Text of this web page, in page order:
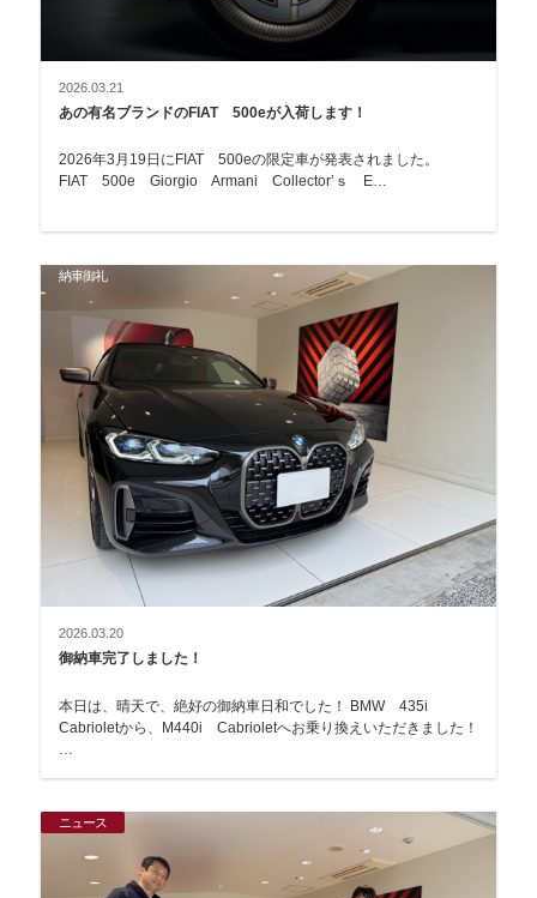
2026.03.21
あの有名ブランドのFIAT 500eが入荷します！
2026年3月19日にFIAT 500eの限定車が発表されました。
FIAT 500e Giorgio Armani Collector’ｓ E…
納車御礼
2026.03.20
御納車完了しました！
本日は、晴天で、絶好の御納車日和でした！ BMW 435i
Cabrioletから、M440i Cabrioletへお乗り換えいただきました！
ニュース